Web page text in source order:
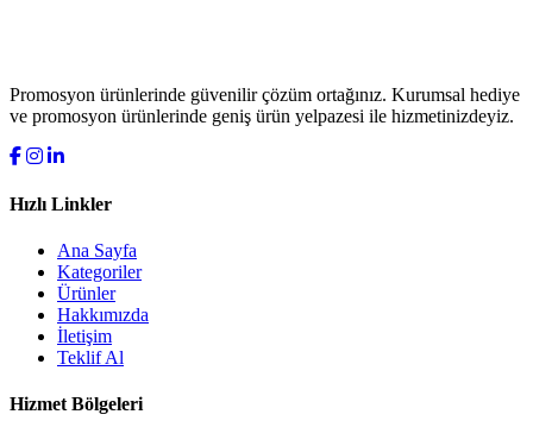
Promosyon ürünlerinde güvenilir çözüm ortağınız. Kurumsal hediye
ve promosyon ürünlerinde geniş ürün yelpazesi ile hizmetinizdeyiz.
Hızlı Linkler
Ana Sayfa
Kategoriler
Ürünler
Hakkımızda
İletişim
Teklif Al
Hizmet Bölgeleri